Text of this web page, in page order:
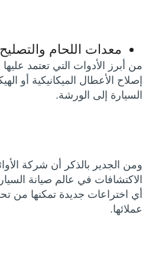
معدات اللحام
من أبرز الأدوات التي تعتمد
إصلاح الأعطال الميكانيكية أو
السيارة إلى الورشة.
ومن الجدير بالذكر أن شركة
الاكتشافات في عالم صيانة
أي اختراعات جديدة تمكنها من
عملائها.